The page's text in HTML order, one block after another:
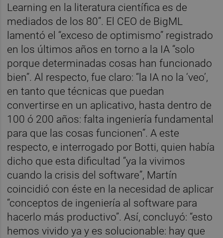
Learning en la literatura científica es de
mediados de los 80”. El CEO de BigML
lamentó el “exceso de optimismo” registrado
en los últimos años en torno a la IA “solo
porque determinadas cosas han funcionado
bien”. Al respecto, fue claro: “la IA no la ‘veo’,
en tanto que técnicas que puedan
convertirse en un aplicativo, hasta dentro de
100 ó 200 años: falta ingeniería fundamental
para que las cosas funcionen”. A este
respecto, e interrogado por Botti, quien había
dicho que esta dificultad “ya la vivimos
cuando la crisis del software”, Martín
coincidió con éste en la necesidad de aplicar
“conceptos de ingeniería al software para
hacerlo más productivo”. Así, concluyó: “esto
hemos vivido ya y es solucionable: hay que